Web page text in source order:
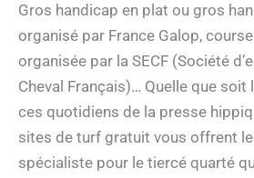
Gros handicap en plat ou gros
organisé par France Galop,
organisée par la SECF (Société
Cheval Français)… Quelle que soit
ces quotidiens de la presse
sites de turf gratuit vous offrent
spécialiste pour le tiercé quarté